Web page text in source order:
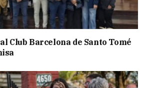
Club Barcelona de Santo Tomé